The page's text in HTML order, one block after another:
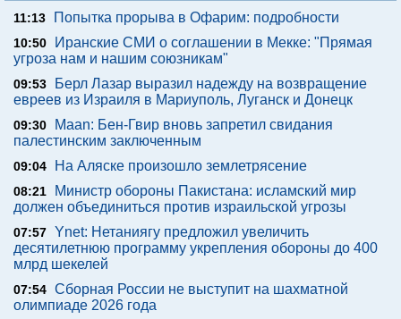
11:13 Попытка прорыва в Офарим: подробности
10:50
Иранские СМИ о соглашении в Мекке: "Прямая
угроза нам и нашим союзникам"
09:53
Берл Лазар выразил надежду на возвращение
евреев из Израиля в Мариуполь, Луганск и Донецк
09:30
Maan: Бен-Гвир вновь запретил свидания
палестинским заключенным
09:04 На Аляске произошло землетрясение
08:21
Министр обороны Пакистана: исламский мир
должен объединиться против израильской угрозы
07:57 Ynet: Нетаниягу предложил увеличить
десятилетнюю программу укрепления обороны до 400
млрд шекелей
07:54 Сборная России не выступит на шахматной
олимпиаде 2026 года